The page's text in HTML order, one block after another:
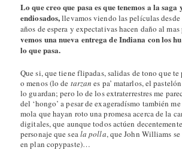
Lo que creo que pasa es que tenemos a la saga
endiosados,llevamos viendo las películas
años de espera y expectativas hacen daño al
vemos una nueva entrega de Indiana con los
lo que pasa.
Que si, que tiene flipadas, salidas de tono que te
o menos (lo de tarzan es pa’ matarlos, el
lo guardan; pero lo de los extraterrestres me
del ‘hongo’ a pesar de exageradísmo también
mola que hayan roto una promesa acerca de la
digitales, que aunque todos actúen
personaje que seala polla, que John Williams
en plan copypaste)…